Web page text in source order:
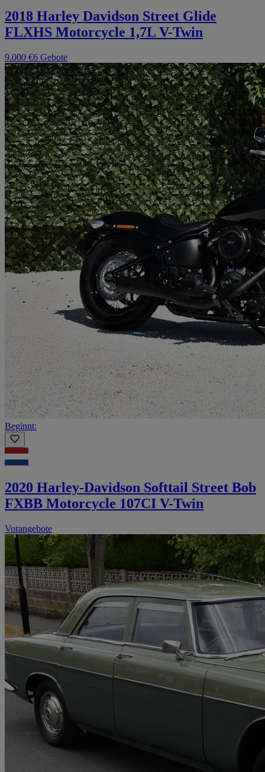
2018 Harley Davidson Street Glide
FLXHS Motorcycle 1,7L V-Twin
9.000 €6 Gebote
Beginnt:
2020 Harley-Davidson Softtail Street Bob
FXBB Motorcycle 107CI V-Twin
Vorangebote